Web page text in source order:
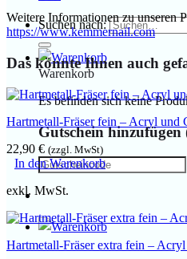
Suchen nach:
Warenkorb
Es befinden sich keine
Gutschein hinzufügen
Weitere Informationen zu unseren
https://www.kemmernail.com
Das könnte Ihnen auch
Hartmetall-Fräser fein – Acryl und
22,90 € (zzgl. MwSt)
In den Warenkorb
exkl. MwSt.
Hartmetall-Fräser extra fein –